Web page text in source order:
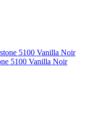
5100 Vanilla Noir